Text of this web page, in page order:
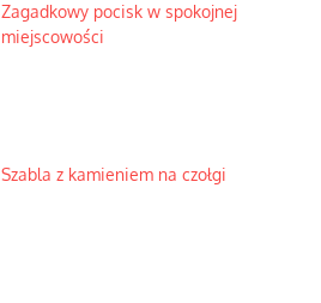
Zagadkowy pocisk w spokojnej
miejscowości
Szabla z kamieniem na czołgi